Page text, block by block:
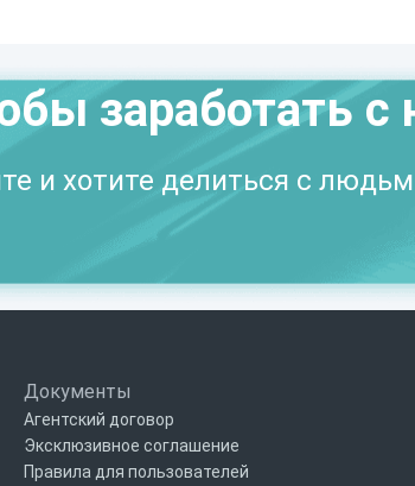
заработать с
и хотите делиться с
Документы
Агентский договор
Эксклюзивное соглашение
Правила для пользователей